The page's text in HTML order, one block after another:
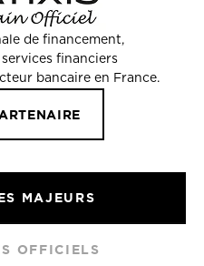
de financement,
services financiers
bancaire en France.
MAJEURS
OFFICIELS